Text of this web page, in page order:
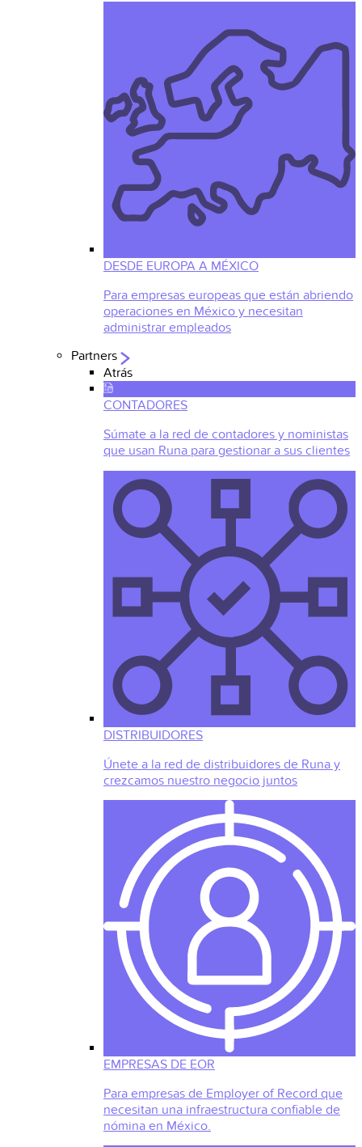
DESDE EUROPA A MÉXICO
Para empresas europeas que están abriendo
operaciones en México y necesitan
administrar empleados
Partners
Atrás
CONTADORES
Súmate a la red de contadores y noministas
que usan Runa para gestionar a sus clientes
DISTRIBUIDORES
Únete a la red de distribuidores de Runa y
crezcamos nuestro negocio juntos
EMPRESAS DE EOR
Para empresas de Employer of Record que
necesitan una infraestructura confiable de
nómina en México.